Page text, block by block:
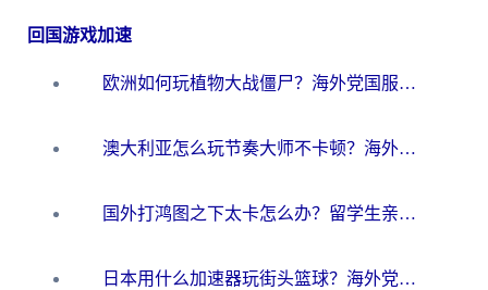
回国游戏加速
欧洲如何玩植物大战僵尸？海外党国服游戏加速避坑指南（附实测对比）
澳大利亚怎么玩节奏大师不卡顿？海外党国服游戏加速终极指南
国外打鸿图之下太卡怎么办？留学生亲测有效的国服游戏加速方案
日本用什么加速器玩街头篮球？海外党国服游戏不卡顿的终极攻略